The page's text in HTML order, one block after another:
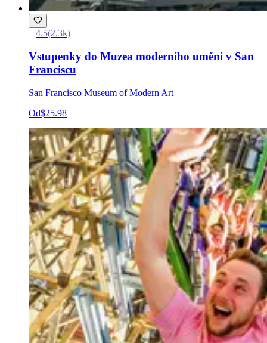
4.5(2.3k)
Vstupenky do Muzea moderního umění v San
Franciscu
San Francisco Museum of Modern Art
Od$25.98